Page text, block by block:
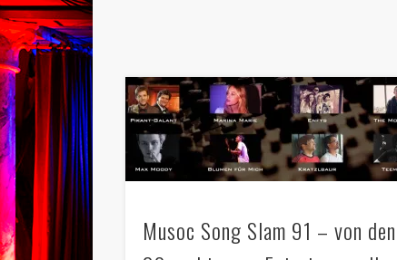
Musoc Song Slam 91 – von den